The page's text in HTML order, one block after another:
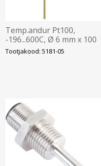
Temp.andur Pt100,
-196...600C, Ø 6 mm x 100
mm, 3-juhet, Stainless steel
1.4571, kaabel 150mm,
Tootjakood: 5181-05